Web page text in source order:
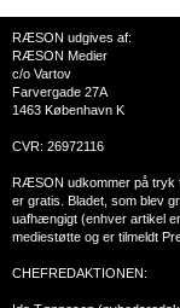
RÆSON udgives af:
RÆSON Medier
c/o Vartov
Farvergade 27A
1463 København K
CVR: 26972116
RÆSON udkommer på tryk
er gratis. Bladet, som blev
uafhængigt (enhver artikel
mediestøtte og er tilmeldt
CHEFREDAKTIONEN: